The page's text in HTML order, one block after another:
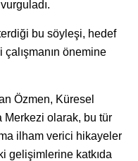
bu söyleşi, hedef
önemine
Özmen, Küresel
Merkezi olarak, bu tür
ilham verici hikayeler
gelişimlerine katkıda